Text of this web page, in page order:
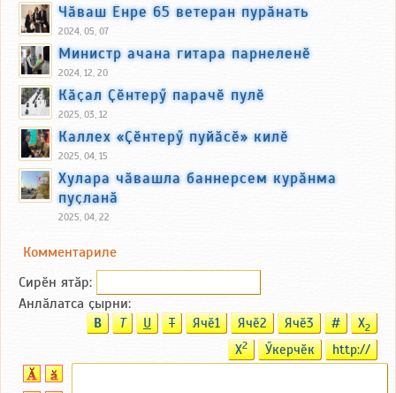
Чӑваш Енре 65 ветеран пурӑнать
2024, 05, 07
Министр ачана гитара парнеленӗ
2024, 12, 20
Кӑҫал Ҫӗнтерӳ парачӗ пулӗ
2025, 03, 12
Каллех «Ҫӗнтерӳ пуйӑсӗ» килӗ
2025, 04, 15
Хулара чӑвашла баннерсем курӑнма
пуҫланӑ
2025, 04, 22
Комментариле
Сирӗн ятӑp:
Анлӑлатса ҫырни:
B T U T Ячӗ1 Ячӗ2 Ячӗ3 # X2
X2 Ӳкерчӗк http://